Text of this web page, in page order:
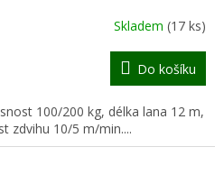
R
M
A
Skladem (17 ks)
Do košíku
100/200 kg, délka lana 12 m,
zdvihu 10/5 m/min....